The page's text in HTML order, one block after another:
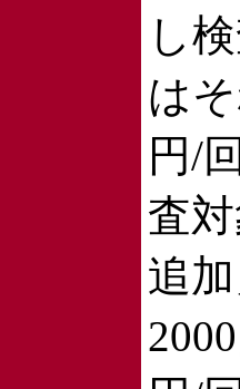
し
は
円/
査
追